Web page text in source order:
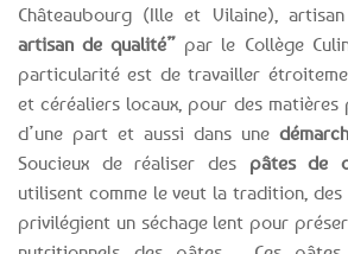
Châteaubourg (Ille et Vilaine),
artisan de qualité” par le Collège
particularité est de travailler
et céréaliers locaux, pour des matières
d’une part et aussi dans une
Soucieux de réaliser des pâtes de
utilisent comme le veut la tradition,
privilégient un séchage lent pour